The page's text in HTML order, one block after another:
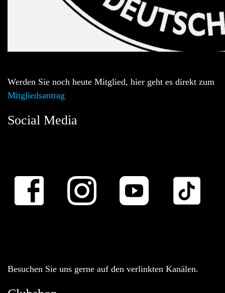
Werden Sie noch heute Mitglied, hier geht es direkt zum
Mitgliedsantrag
Social Media
Besuchen Sie uns gerne auf den verlinkten Kanälen.